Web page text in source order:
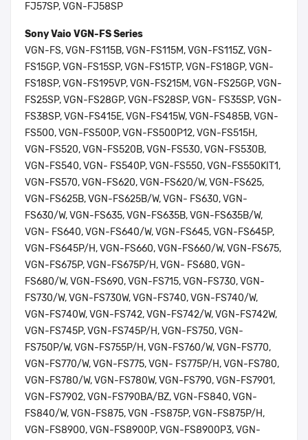
FJ57SP, VGN-FJ58SP
Sony Vaio VGN-FS Series
VGN-FS, VGN-FS115B, VGN-FS115M, VGN-FS115Z, VGN-
FS15GP, VGN-FS15SP, VGN-FS15TP, VGN-FS18GP, VGN-
FS18SP, VGN-FS195VP, VGN-FS215M, VGN-FS25GP, VGN-
FS25SP, VGN-FS28GP, VGN-FS28SP, VGN- FS35SP, VGN-
FS38SP, VGN-FS415E, VGN-FS415W, VGN-FS485B, VGN-
FS500, VGN-FS500P, VGN-FS500P12, VGN-FS515H,
VGN-FS520, VGN-FS520B, VGN-FS530, VGN-FS530B,
VGN-FS540, VGN- FS540P, VGN-FS550, VGN-FS550KIT1,
VGN-FS570, VGN-FS620, VGN-FS620/W, VGN-FS625,
VGN-FS625B, VGN-FS625B/W, VGN- FS630, VGN-
FS630/W, VGN-FS635, VGN-FS635B, VGN-FS635B/W,
VGN- FS640, VGN-FS640/W, VGN-FS645, VGN-FS645P,
VGN-FS645P/H, VGN-FS660, VGN-FS660/W, VGN-FS675,
VGN-FS675P, VGN-FS675P/H, VGN- FS680, VGN-
FS680/W, VGN-FS690, VGN-FS715, VGN-FS730, VGN-
FS730/W, VGN-FS730W, VGN-FS740, VGN-FS740/W,
VGN-FS740W, VGN-FS742, VGN-FS742/W, VGN-FS742W,
VGN-FS745P, VGN-FS745P/H, VGN-FS750, VGN-
FS750P/W, VGN-FS755P/H, VGN-FS760/W, VGN-FS770,
VGN-FS770/W, VGN-FS775, VGN- FS775P/H, VGN-FS780,
VGN-FS780/W, VGN-FS780W, VGN-FS790, VGN-FS7901,
VGN-FS7902, VGN-FS790BA/BZ, VGN-FS840, VGN-
FS840/W, VGN-FS875, VGN -FS875P, VGN-FS875P/H,
VGN-FS8900, VGN-FS8900P, VGN-FS8900P3, VGN-